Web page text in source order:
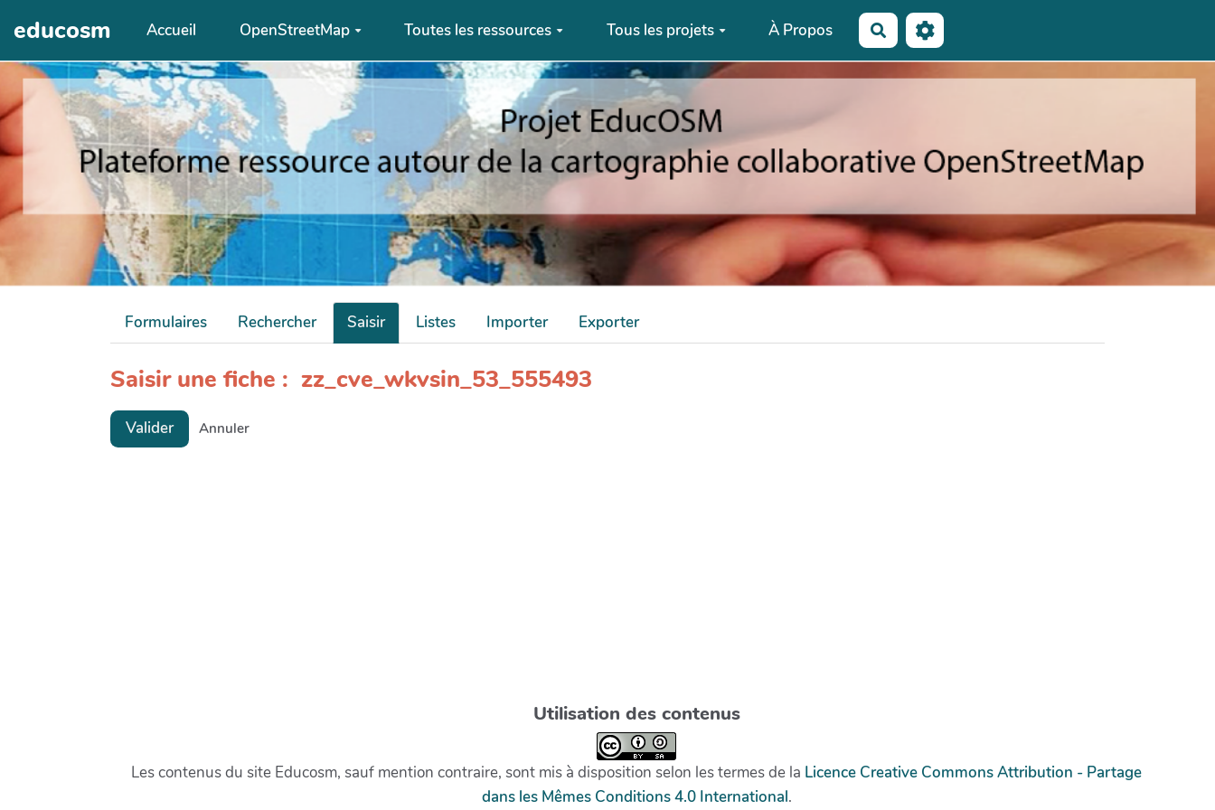
Aller au contenu principal
educosm Accueil OpenStreetMap Toutes les ressources Tous les projets À Propos Rechercher
Formulaires Rechercher Saisir Listes Importer Exporter
Saisir une fiche : zz_cve_wkvsin_53_555493
Valider Annuler
Utilisation des contenus
Les contenus du site Educosm, sauf mention contraire, sont mis à disposition selon les termes de la Licence Creative Commons Attribution - Partage
dans les Mêmes Conditions 4.0 International.